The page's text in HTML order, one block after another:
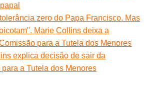
zero do Papa Francisco. Mas
Marie Collins deixa a
para a Tutela dos Menores
explica decisão de sair da
a Tutela dos Menores